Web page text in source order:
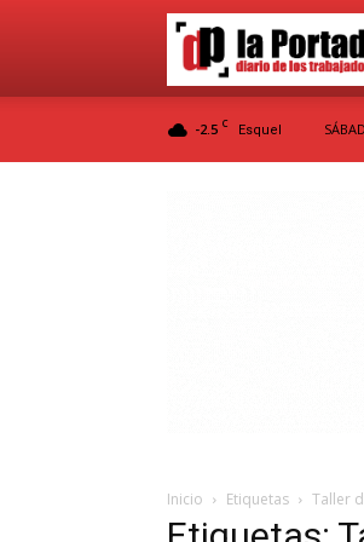
-2.5 C Esquel
Inicio Etiquetas Taller